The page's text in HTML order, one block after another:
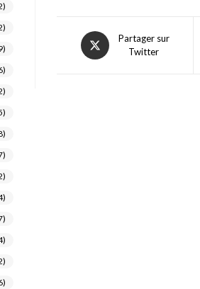
Partager sur
Twitter